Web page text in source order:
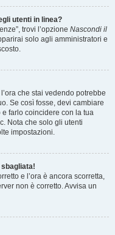
utenti in linea?
trovi l’opzione Nascondi il
solo agli amministratori e
che stai vedendo potrebbe
Se così fosse, devi cambiare
farlo coincidere con la tua
Nota che solo gli utenti
impostazioni.
sbagliata!
e l’ora è ancora scorretta,
non è corretto. Avvisa un